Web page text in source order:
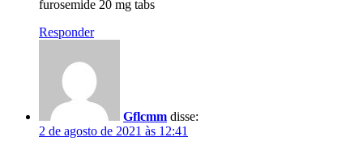
furosemide 20 mg tabs
Responder
Gflcmm disse:
2 de agosto de 2021 às 12:41